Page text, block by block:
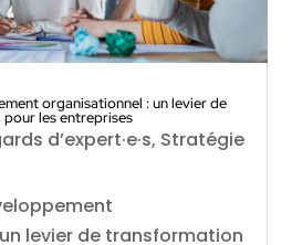
organisationnel : un levier de
les entreprises
d’expert·e·s, Stratégie
levier de transformation